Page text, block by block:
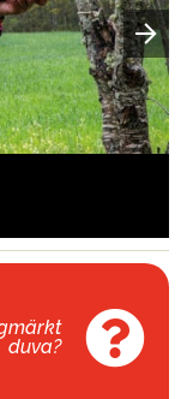
duva?